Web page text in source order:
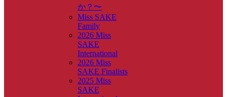
か？〜
Miss SAKE
Family
2026 Miss
SAKE
International
2026 Miss
SAKE Finalists
2025 Miss
SAKE